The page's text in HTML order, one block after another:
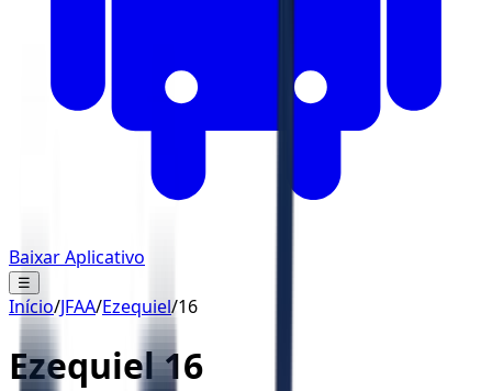
Baixar Aplicativo
☰
Início/JFAA/Ezequiel/16
Ezequiel16